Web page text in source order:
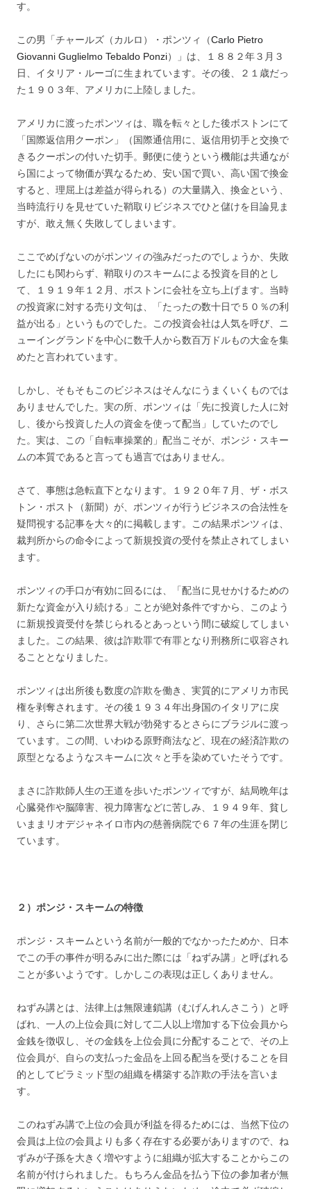
す。
この男「チャールズ（カルロ）・ポンツィ（Carlo Pietro
Giovanni Guglielmo Tebaldo Ponzi）」は、１８８２年３月３
日、イタリア・ルーゴに生まれています。その後、２１歳だっ
た１９０３年、アメリカに上陸しました。
アメリカに渡ったポンツィは、職を転々とした後ボストンにて
「国際返信用クーポン」（国際通信用に、返信用切手と交換で
きるクーポンの付いた切手。郵便に使うという機能は共通なが
ら国によって物価が異なるため、安い国で買い、高い国で換金
すると、理屈上は差益が得られる）の大量購入、換金という、
当時流行りを見せていた鞘取りビジネスでひと儲けを目論見ま
すが、敢え無く失敗してしまいます。
ここでめげないのがポンツィの強みだったのでしょうか、失敗
したにも関わらず、鞘取りのスキームによる投資を目的とし
て、１９１９年１２月、ボストンに会社を立ち上げます。当時
の投資家に対する売り文句は、「たったの数十日で５０％の利
益が出る」というものでした。この投資会社は人気を呼び、ニ
ューイングランドを中心に数千人から数百万ドルもの大金を集
めたと言われています。
しかし、そもそもこのビジネスはそんなにうまくいくものでは
ありませんでした。実の所、ポンツィは「先に投資した人に対
し、後から投資した人の資金を使って配当」していたのでし
た。実は、この「自転車操業的」配当こそが、ポンジ・スキー
ムの本質であると言っても過言ではありません。
さて、事態は急転直下となります。１９２０年７月、ザ・ボス
トン・ポスト（新聞）が、ポンツィが行うビジネスの合法性を
疑問視する記事を大々的に掲載します。この結果ポンツィは、
裁判所からの命令によって新規投資の受付を禁止されてしまい
ます。
ポンツィの手口が有効に回るには、「配当に見せかけるための
新たな資金が入り続ける」ことが絶対条件ですから、このよう
に新規投資受付を禁じられるとあっという間に破綻してしまい
ました。この結果、彼は詐欺罪で有罪となり刑務所に収容され
ることとなりました。
ポンツィは出所後も数度の詐欺を働き、実質的にアメリカ市民
権を剥奪されます。その後１９３４年出身国のイタリアに戻
り、さらに第二次世界大戦が勃発するとさらにブラジルに渡っ
ています。この間、いわゆる原野商法など、現在の経済詐欺の
原型となるようなスキームに次々と手を染めていたそうです。
まさに詐欺師人生の王道を歩いたポンツィですが、結局晩年は
心臓発作や脳障害、視力障害などに苦しみ、１９４９年、貧し
いままリオデジャネイロ市内の慈善病院で６７年の生涯を閉じ
ています。
２）ポンジ・スキームの特徴
ポンジ・スキームという名前が一般的でなかったためか、日本
でこの手の事件が明るみに出た際には「ねずみ講」と呼ばれる
ことが多いようです。しかしこの表現は正しくありません。
ねずみ講とは、法律上は無限連鎖講（むげんれんさこう）と呼
ばれ、一人の上位会員に対して二人以上増加する下位会員から
金銭を徴収し、その金銭を上位会員に分配することで、その上
位会員が、自らの支払った金品を上回る配当を受けることを目
的としてピラミッド型の組織を構築する詐欺の手法を言いま
す。
このねずみ講で上位の会員が利益を得るためには、当然下位の
会員は上位の会員よりも多く存在する必要がありますので、ね
ずみが子孫を大きく増やすように組織が拡大することからこの
名前が付けられました。もちろん金品を払う下位の参加者が無